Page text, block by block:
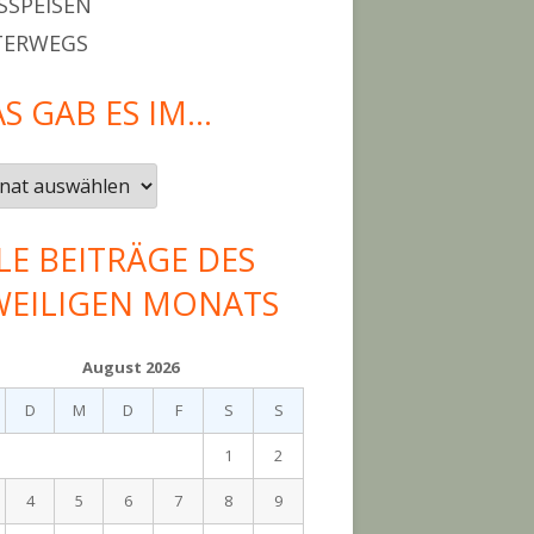
GAB ES IM…
BEITRÄGE DES
MONATS
August 2026
D M D F S S
1 2
4 5 6 7 8 9